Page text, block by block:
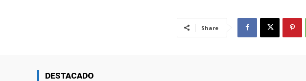
Share
DESTACADO